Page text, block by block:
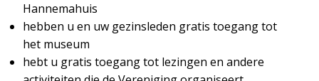
Hannemahuis
hebben u en uw gezinsleden gratis toegang tot
het museum
hebt u gratis toegang tot lezingen en andere
Gemeentearchief
Educatie
Winkel